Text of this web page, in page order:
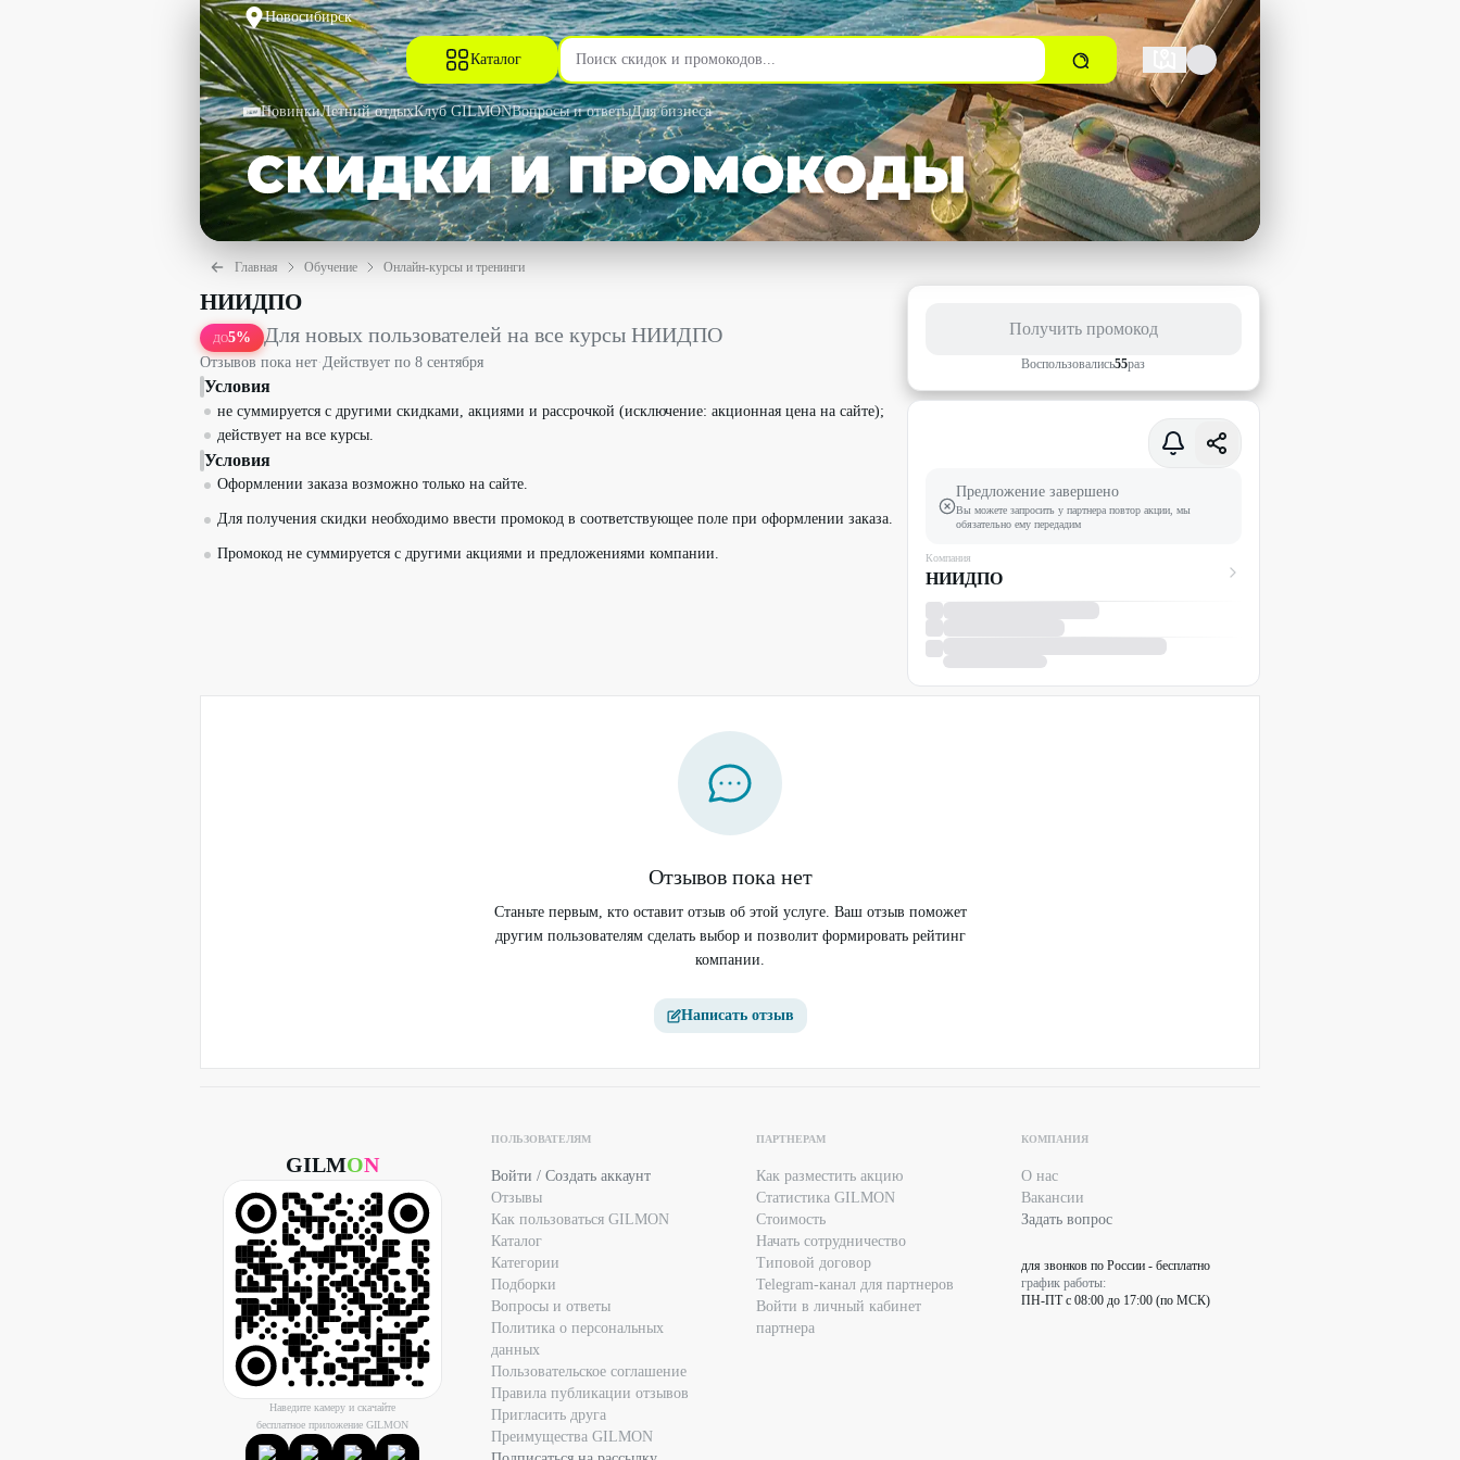
Новосибирск
Каталог
НовинкиЛетний отдыхКлуб GILMONВопросы и ответыДля бизнеса
Главная Обучение Онлайн-курсы и тренинги
Для новых пользователей на все курсы НИИДПО со скидкой до 5% - НИИДПО в Новосибирске
НИИДПО
ДО5% Для новых пользователей на все курсы НИИДПО
Отзывов пока нет·Действует по 8 сентября
Условия
не суммируется c другими скидками, акциями и рассрочкой (исключение: акционная цена на сайте);
действует на все курсы.
Условия
Оформлении заказа возможно только на сайте.
Для получения скидки необходимо ввести промокод в соответствующее поле при оформлении заказа.
Промокод не суммируется с другими акциями и предложениями компании.
Получить промокод
Воспользовались55раз
Предложение завершено
Вы можете запросить у партнера повтор акции, мы
обязательно ему передадим
Компания
НИИДПО
Отзывов пока нет
Станьте первым, кто оставит отзыв об этой услуге. Ваш отзыв поможет
другим пользователям сделать выбор и позволит формировать рейтинг
компании.
Написать отзыв
GILMON
Наведите камеру и скачайте
бесплатное приложение GILMON
ПОЛЬЗОВАТЕЛЯМ
Войти / Создать аккаунт
Отзывы
Как пользоваться GILMON
Каталог
Категории
Подборки
Вопросы и ответы
Политика о персональных
данных
Пользовательское соглашение
Правила публикации отзывов
Пригласить друга
Преимущества GILMON
ПАРТНЕРАМ
Как разместить акцию
Статистика GILMON
Стоимость
Начать сотрудничество
Типовой договор
Telegram-канал для партнеров
Войти в личный кабинет
партнера
КОМПАНИЯ
О нас
Вакансии
Задать вопрос
для звонков по России - бесплатно
график работы:
ПН-ПТ с 08:00 до 17:00 (по МСК)